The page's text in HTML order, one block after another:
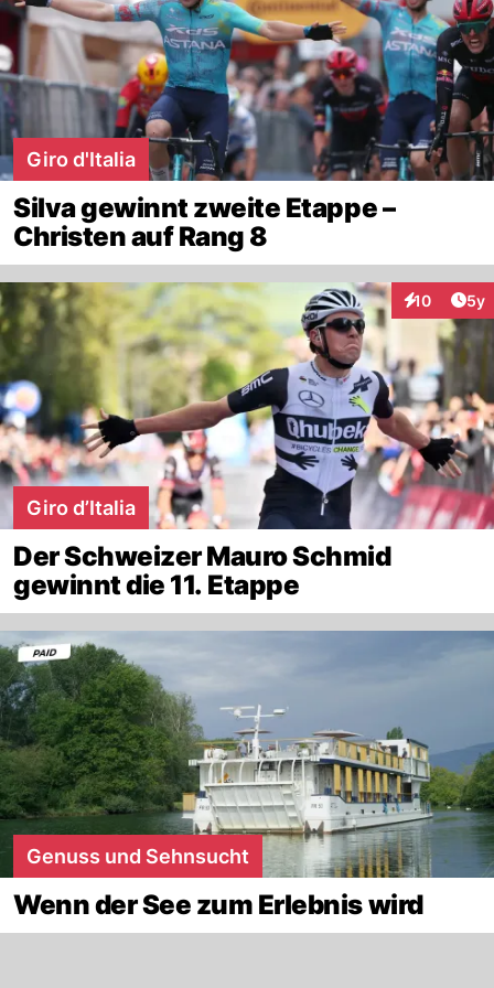
Giro d'Italia
Silva gewinnt zweite Etappe –
Christen auf Rang 8
10 5y
Giro d’Italia
Der Schweizer Mauro Schmid
gewinnt die 11. Etappe
Genuss und Sehnsucht
Wenn der See zum Erlebnis wird